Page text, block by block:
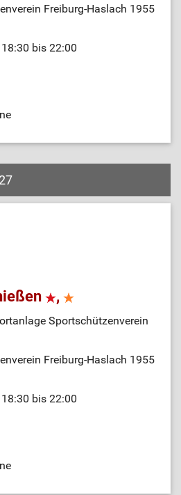
Freiburg-Haslach 1955
bis 22:00
,
Sportschützenverein
Freiburg-Haslach 1955
bis 22:00